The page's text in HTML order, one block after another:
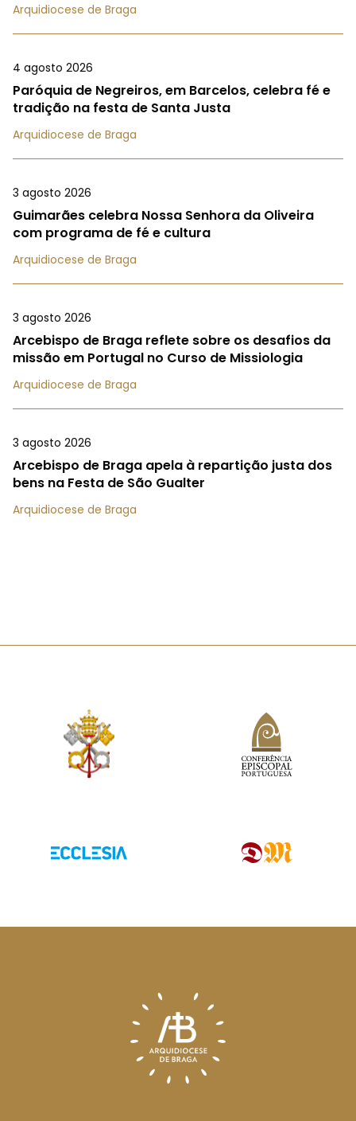
Arquidiocese de Braga
4 agosto 2026
Paróquia de Negreiros, em Barcelos, celebra fé e
tradição na festa de Santa Justa
Arquidiocese de Braga
3 agosto 2026
Guimarães celebra Nossa Senhora da Oliveira
com programa de fé e cultura
Arquidiocese de Braga
3 agosto 2026
Arcebispo de Braga reflete sobre os desafios da
missão em Portugal no Curso de Missiologia
Arquidiocese de Braga
3 agosto 2026
Arcebispo de Braga apela à repartição justa dos
bens na Festa de São Gualter
Arquidiocese de Braga